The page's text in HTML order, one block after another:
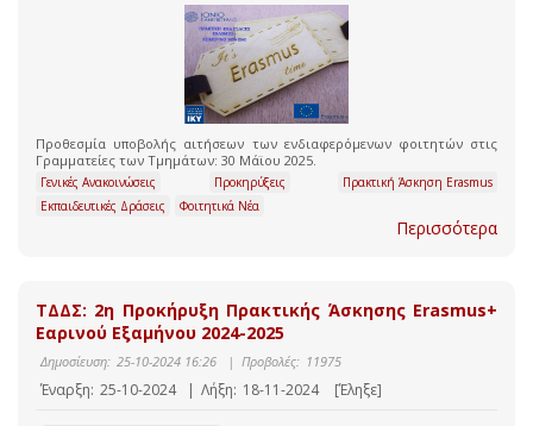
Προθεσμία υποβολής αιτήσεων των ενδιαφερόμενων φοιτητών στις
Γραμματείες των Τμημάτων: 30 Μάϊου 2025.
Γενικές Ανακοινώσεις Προκηρύξεις
Πρακτική Άσκηση Erasmus
Εκπαιδευτικές Δράσεις
Φοιτητικά Νέα
Περισσότερα
ΤΔΔΣ: 2η Προκήρυξη Πρακτικής Άσκησης Erasmus+
Εαρινού Εξαμήνου 2024-2025
Δημοσίευση: 25-10-2024 16:26 | Προβολές: 11975
Έναρξη: 25-10-2024 | Λήξη: 18-11-2024 [Έληξε]